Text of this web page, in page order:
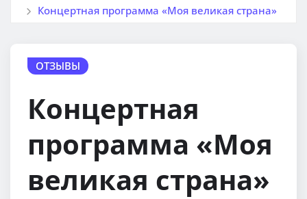
Концертная программа «Моя великая страна»
ОТЗЫВЫ
Концертная
программа «Моя
великая страна»